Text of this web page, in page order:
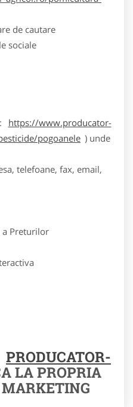
de cautare
sociale
https://www.producator-
pogoanele ) unde
telefoane, fax, email,
a Preturilor
PRODUCATOR-
LA PROPRIA